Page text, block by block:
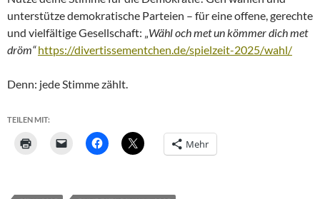
unterstütze demokratische Parteien – für eine offene, gerechte
und vielfältige Gesellschaft: „Wähl och met un kömmer dich met
dröm“https://divertissementchen.de/spielzeit-2025/wahl/
Denn: jede Stimme zählt.
TEILEN MIT:
Mehr